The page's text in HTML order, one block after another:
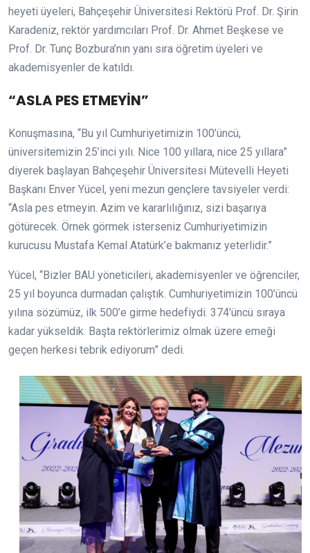
heyeti üyeleri, Bahçeşehir Üniversitesi Rektörü Prof. Dr. Şirin
Karadeniz, rektör yardımcıları Prof. Dr. Ahmet Beşkese ve
Prof. Dr. Tunç Bozbura’nın yanı sıra öğretim üyeleri ve
akademisyenler de katıldı.
“ASLA PES ETMEYİN”
Konuşmasına, “Bu yıl Cumhuriyetimizin 100’üncü,
üniversitemizin 25’inci yılı. Nice 100 yıllara, nice 25 yıllara”
diyerek başlayan Bahçeşehir Üniversitesi Mütevelli Heyeti
Başkanı Enver Yücel, yeni mezun gençlere tavsiyeler verdi:
“Asla pes etmeyin. Azim ve kararlılığınız, sizi başarıya
götürecek. Örnek görmek isterseniz Cumhuriyetimizin
kurucusu Mustafa Kemal Atatürk’e bakmanız yeterlidir.”
Yücel, “Bizler BAU yöneticileri, akademisyenler ve öğrenciler,
25 yıl boyunca durmadan çalıştık. Cumhuriyetimizin 100’üncü
yılına sözümüz, ilk 500’e girme hedefiydi. 374’üncü sıraya
kadar yükseldik. Başta rektörlerimiz olmak üzere emeği
geçen herkesi tebrik ediyorum” dedi.